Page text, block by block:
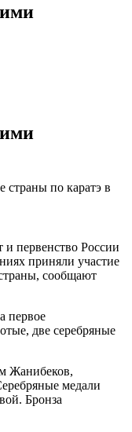
по каратэ в
первенство России
приняли участие
сообщают
первое
две серебряные
Жанибеков,
медали
Бронза